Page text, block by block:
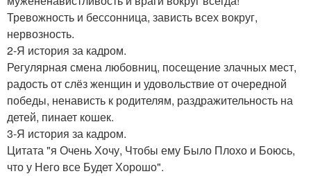
Тревожность и бессонница, зависть всех вокруг,
нервозность.
2-Я история за кадром.
Регулярная смена любовниц, посещение злачных мест,
радость от слёз женщин и удовольствие от очередной
победы, ненависть к родителям, раздражительность на
детей, пинает кошек.
3-Я история за кадром.
Цитата "я Очень Хочу, Чтобы ему Было Плохо и Боюсь,
что у Него все Будет Хорошо".